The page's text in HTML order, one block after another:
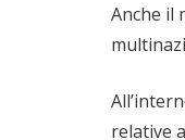
Anche il
relative